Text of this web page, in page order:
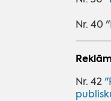
Nr. 40 "
Nr. 42